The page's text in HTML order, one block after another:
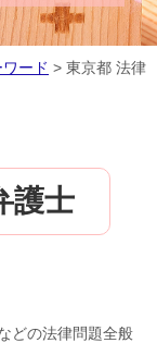
ード > 東京都 法律
護士
どの法律問題全般